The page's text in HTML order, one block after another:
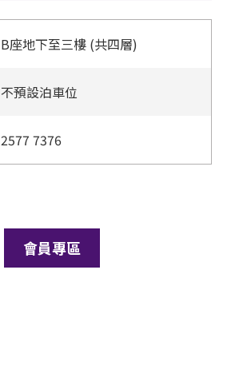
B座地下至三樓 (共四層)
不預設泊車位
2577 7376
會員專區